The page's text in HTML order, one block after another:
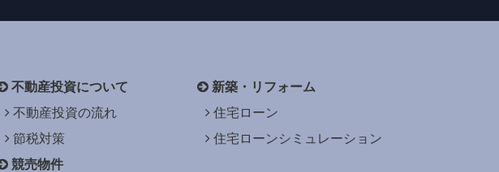
不動産投資について
不動産投資の流れ
節税対策
競売物件
新築・リフォーム
住宅ローン
住宅ローンシミュレーション